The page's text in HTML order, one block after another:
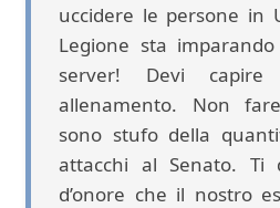
uccidere le persone in
Legione sta
server! Devi
allenamento. Non
sono stufo della
attacchi al Senato.
d’onore che il nostro